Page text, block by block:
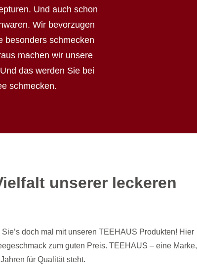
Und auch schon
Wir bevorzugen
besonders schmecken
machen wir unsere
das werden Sie bei
schmecken.
unserer leckeren
doch mal mit unseren TEEHAUS Produkten! Hier
zum guten Preis. TEEHAUS – eine Marke,
für Qualität steht.